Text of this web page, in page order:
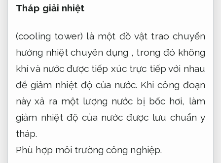
Tháp giải nhiệt
(cooling tower) là một đồ vật trao chuyển
hướng nhiệt chuyên dụng , trong đó không
khí và nước được tiếp xúc trực tiếp với nhau
để giảm nhiệt độ của nước. Khi công đoạn
này xả ra một lượng nước bị bốc hơi, làm
giảm nhiệt độ của nước được lưu chuẩn y
tháp.
Phù hợp môi trường công nghiệp.